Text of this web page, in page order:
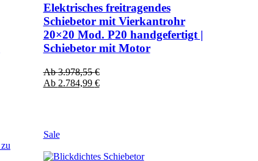
Elektrisches freitragendes
Schiebetor mit Vierkantrohr
20×20 Mod. P20 handgefertigt |
Schiebetor mit Motor
Ab3.978,55€
Ab 2.784,99 €
Sale